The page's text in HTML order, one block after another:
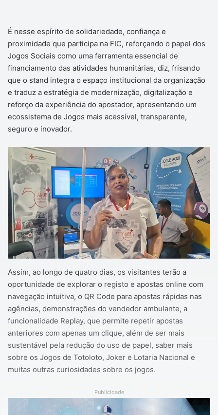
É nesse espírito de solidariedade, confiança e
proximidade que participa na FIC, reforçando o papel dos
Jogos Sociais como uma ferramenta essencial de
financiamento das atividades humanitárias, diz, frisando
que o stand integra o espaço institucional da organização
e traduz a estratégia de modernização, digitalização e
reforço da experiência do apostador, apresentando um
ecossistema de Jogos mais acessível, transparente,
seguro e inovador.
Assim, ao longo de quatro dias, os visitantes terão a
oportunidade de explorar o registo e apostas online com
navegação intuitiva, o QR Code para apostas rápidas nas
agências, demonstrações do vendedor ambulante, a
funcionalidade Replay, que permite repetir apostas
anteriores com apenas um clique, além de ser mais
sustentável pela redução do uso de papel, saber mais
sobre os Jogos de Totoloto, Joker e Lotaria Nacional e
muitas outras curiosidades sobre os jogos.
Publicidade